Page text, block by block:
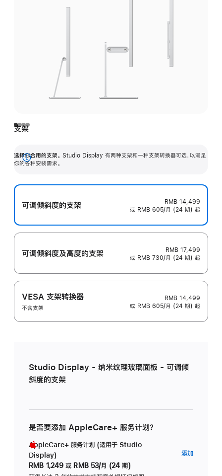
支架
选择你合用的支架。 Studio Display 有两种支架和一种支架转换器可选，以满足
你的各种安装需求。
展
可调倾斜度的支架
RMB 14,499
或 RMB 605/月 (24 期) 起
可调倾斜度及高‍度的支‍架
RMB 17,499
或 RMB 730/月 (24 期) 起
VESA 支架转换器
不含支架
RMB 14,499
或 RMB 605/月 (24 期) 起
Studio Display - 纳米纹理玻璃面板 - 可调倾
斜度的支架
是否要添加 AppleCare+ 服务计划？
AppleCare+ 服务计划 (适用于 Studio
Display)
RMB 1,249 或 RMB 53/月 (24 期)
添加